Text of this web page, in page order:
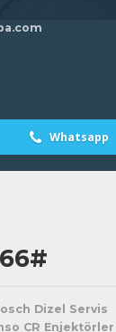
Whatsapp
Dizel Servis
CR Enjektörler